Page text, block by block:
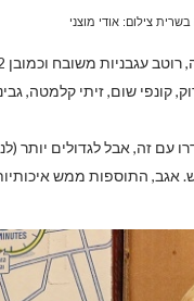
צילום: אודי מוצני
קונפי שום, זיתי קלמטה,
עם זה, אבל לגדולים יותר
אגב, התוספות ממש